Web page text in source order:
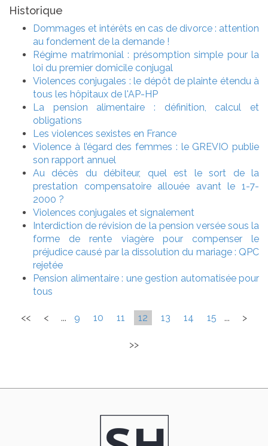
Historique
Dommages et intérêts en cas de divorce : attention
au fondement de la demande !
Régime matrimonial : présomption simple pour la
loi du premier domicile conjugal
Violences conjugales : le dépôt de plainte étendu à
tous les hôpitaux de l'AP-HP
La pension alimentaire : définition, calcul et
obligations
Les violences sexistes en France
Violence à l’égard des femmes : le GREVIO publie
son rapport annuel
Au décès du débiteur, quel est le sort de la
prestation compensatoire allouée avant le 1-7-
2000 ?
Violences conjugales et signalement
Interdiction de révision de la pension versée sous la
forme de rente viagère pour compenser le
préjudice causé par la dissolution du mariage : QPC
rejetée
Pension alimentaire : une gestion automatisée pour
tous
<< < ... 9 10 11 12 13 14 15 ... >
>>